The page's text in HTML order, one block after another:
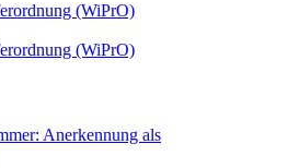
(WiPrO)
(WiPrO)
Anerkennung als